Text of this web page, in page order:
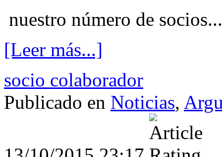
nuestro número de socios...
[Leer más...]
socio colaborador
Publicado en Noticias,